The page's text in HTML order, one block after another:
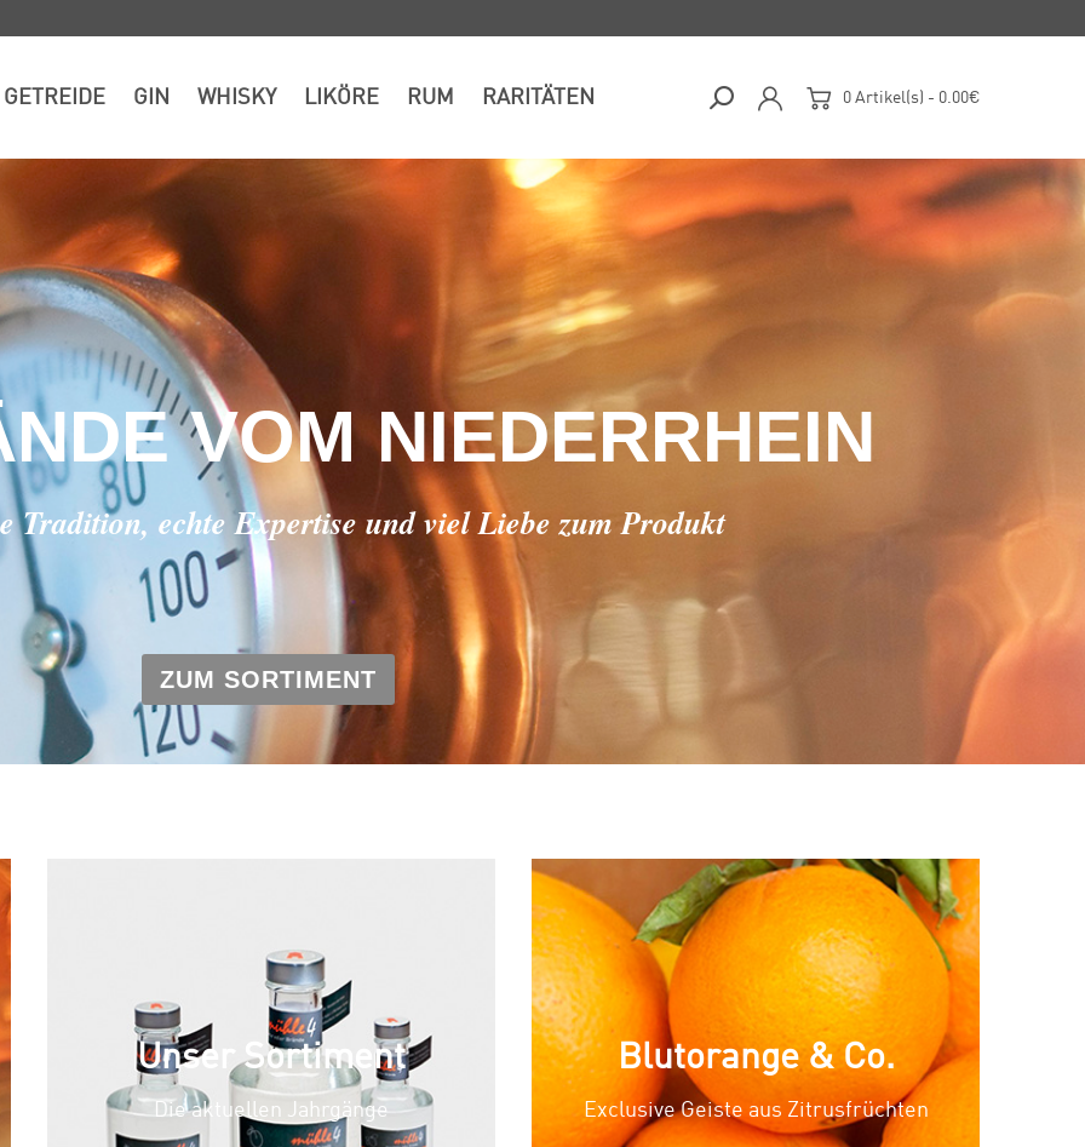
GETREIDE GIN WHISKY LIKÖRE RUM RARITÄTEN 0 Artikel(s) - 0.00€
VOM NIEDERRHEIN
Tradition, echte Expertise und viel Liebe zum Produkt
ZUM SORTIMENT
Unser Sortiment
Die aktuellen Jahrgänge
Blutorange & Co.
Exclusive Geiste aus Zitrusfrüchten